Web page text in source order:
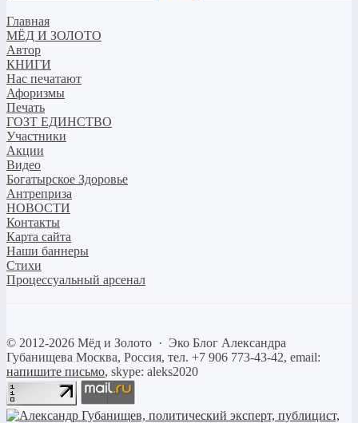
Главная
МЁД И ЗОЛОТО
Автор
КНИГИ
Нас печатают
Афоризмы
Печать
ГОЗТ ЕДИНСТВО
Участники
Акции
Видео
Богатырское Здоровье
Антреприза
НОВОСТИ
Контакты
Карта сайта
Наши баннеры
Стихи
Процессуальный арсенал
© 2012-2026 Мёд и Золото · Эко Блог Александра
Губанищева Москва, Россия, тел. +7 906 773-43-42, email:
напишите письмо, skype: aleks2020